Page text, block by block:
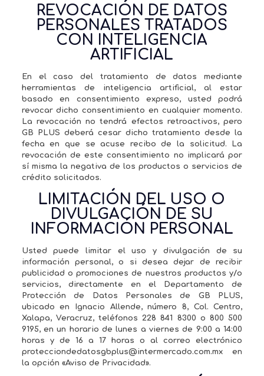
REVOCACIÓN DE DATOS
PERSONALES TRATADOS
CON INTELIGENCIA
ARTIFICIAL
En el caso del tratamiento de datos mediante
herramientas de inteligencia artificial, al estar
basado en consentimiento expreso, usted podrá
revocar dicho consentimiento en cualquier momento.
La revocación no tendrá efectos retroactivos, pero
GB PLUS deberá cesar dicho tratamiento desde la
fecha en que se acuse recibo de la solicitud. La
revocación de este consentimiento no implicará por
sí misma la negativa de los productos o servicios de
crédito solicitados.
LIMITACIÓN DEL USO O
DIVULGACIÓN DE SU
INFORMACIÓN PERSONAL
Usted puede limitar el uso y divulgación de su
información personal, o si desea dejar de recibir
publicidad o promociones de nuestros productos y/o
servicios, directamente en el Departamento de
Protección de Datos Personales de GB PLUS,
ubicado en Ignacio Allende, número 8, Col. Centro,
Xalapa, Veracruz, teléfonos 228 841 8300 o 800 500
9195, en un horario de lunes a viernes de 9:00 a 14:00
horas y de 16 a 17 horas o al correo electrónico
protecciondedatosgbplus@intermercado.com.mx en
la opción «Aviso de Privacidad».